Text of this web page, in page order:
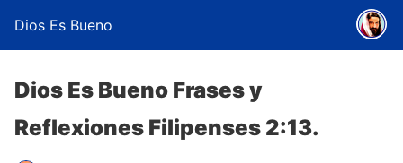
Dios Es Bueno
Dios Es Bueno Frases y
Reflexiones Filipenses 2:13.